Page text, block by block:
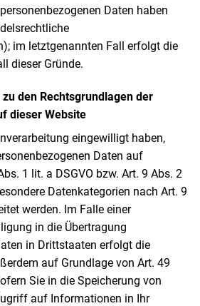
Daten haben
im letztgenannten Fall erfolgt die
dieser Gründe.
den Rechtsgrundlagen der
dieser Website
eingewilligt haben,
Daten auf
1 lit. a DSGVO bzw. Art. 9 Abs. 2
Datenkategorien nach Art. 9
werden. Im Falle einer
in die Übertragung
in Drittstaaten erfolgt die
auf Grundlage von Art. 49
Sie in die Speicherung von
auf Informationen in Ihr